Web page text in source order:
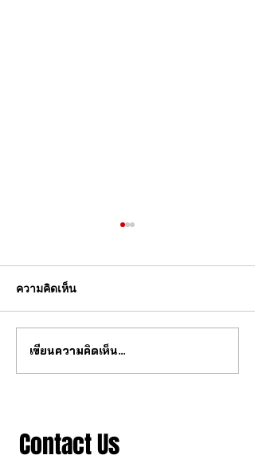
สุดยอด กลไก tourbillon จาก
จีน
ความคิดเห็น
เขียนความคิดเห็น…
Contact Us